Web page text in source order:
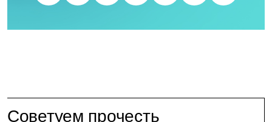
Советуем прочесть